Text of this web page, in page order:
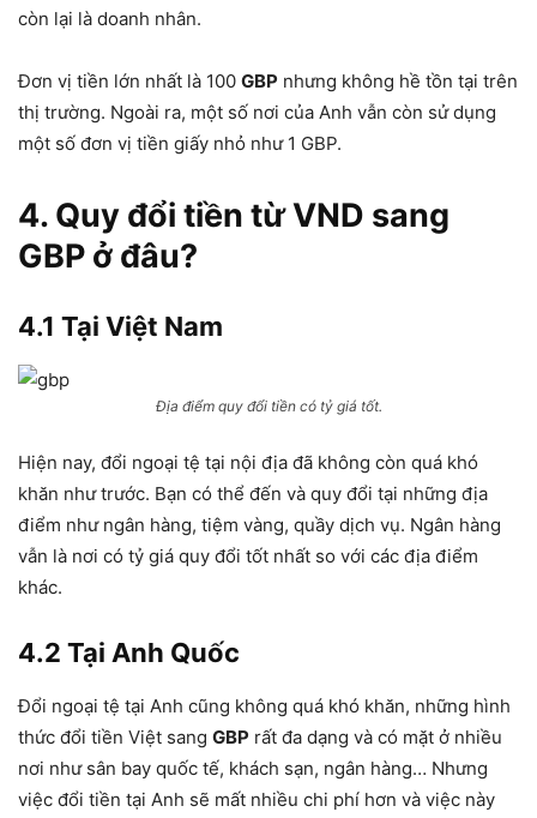
còn lại là doanh nhân.
Đơn vị tiền lớn nhất là 100 GBP nhưng không hề tồn tại trên
thị trường. Ngoài ra, một số nơi của Anh vẫn còn sử dụng
một số đơn vị tiền giấy nhỏ như 1 GBP.
4. Quy đổi tiền từ VND sang
GBP ở đâu?
4.1 Tại Việt Nam
Địa điểm quy đổi tiền có tỷ giá tốt.
Hiện nay, đổi ngoại tệ tại nội địa đã không còn quá khó
khăn như trước. Bạn có thể đến và quy đổi tại những địa
điểm như ngân hàng, tiệm vàng, quầy dịch vụ. Ngân hàng
vẫn là nơi có tỷ giá quy đổi tốt nhất so với các địa điểm
khác.
4.2 Tại Anh Quốc
Đổi ngoại tệ tại Anh cũng không quá khó khăn, những hình
thức đổi tiền Việt sang GBP rất đa dạng và có mặt ở nhiều
nơi như sân bay quốc tế, khách sạn, ngân hàng… Nhưng
việc đổi tiền tại Anh sẽ mất nhiều chi phí hơn và việc này